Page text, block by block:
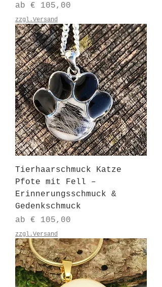
ab € 105,00
Sale-Preis
zzgl.Versand
Tierhaarschmuck Katze
Pfote mit Fell –
Erinnerungsschmuck &
Gedenkschmuck
ab € 105,00
Sale-Preis
zzgl.Versand